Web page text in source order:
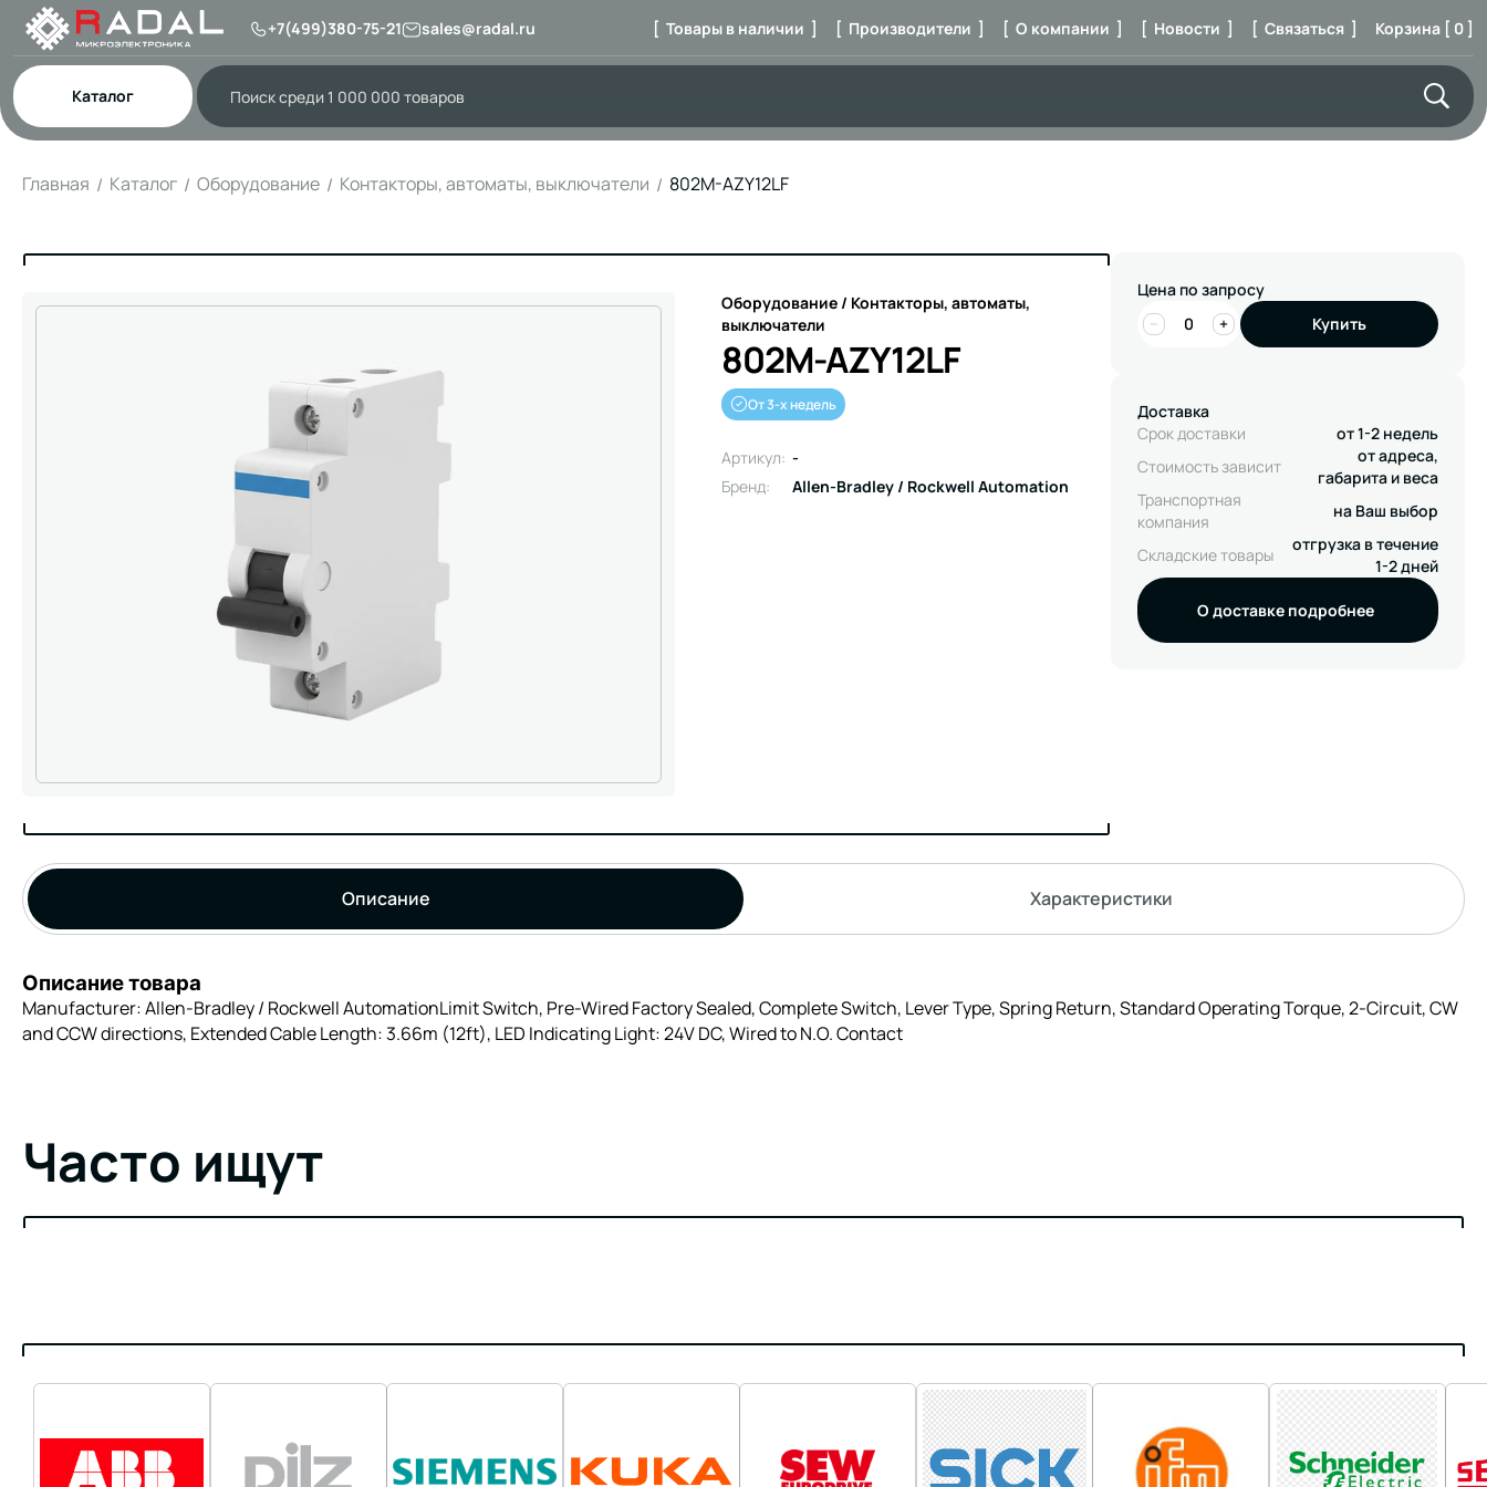
+7(499)380-75-21 sales@radal.ru [ Товары в наличии ] [ Производители ] [ О компании ] [ Новости ] [ Связаться ] Корзина [ 0 ]
Каталог
Главная Каталог Оборудование Контакторы, автоматы, выключатели 802M-AZY12LF
Оборудование / Контакторы, автоматы,
выключатели
802M-AZY12LF
От 3-х недель
Артикул: -
Бренд:
Allen-Bradley / Rockwell Automation
Цена по запросу
−
+ Купить
Доставка
Срок доставки
от 1-2 недель
Стоимость зависит
от адреса,
габарита и веса
Транспортная
компания
на Ваш выбор
Складские товары
отгрузка в течение
1-2 дней
О доставке подробнее
Описание Характеристики
Описание товара
Manufacturer: Allen-Bradley / Rockwell AutomationLimit Switch, Pre-Wired Factory Sealed, Complete Switch, Lever Type, Spring Return, Standard Operating Torque, 2-Circuit, CW
and CCW directions, Extended Cable Length: 3.66m (12ft), LED Indicating Light: 24V DC, Wired to N.O. Contact
Часто ищут